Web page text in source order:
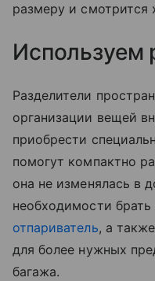
размеру и смотрится
Используем
Разделители
организации вещей
приобрести
помогут компактно
она не изменялась в
необходимости
отпариватель, а
для более нужных
багажа.